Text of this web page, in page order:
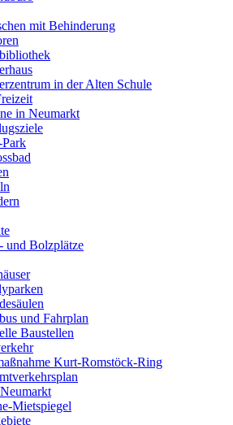
mit Behinderung
in der Alten Schule
in Neumarkt
und Bolzplätze
und Fahrplan
Baustellen
Kurt-Romstöck-Ring
Mietspiegel